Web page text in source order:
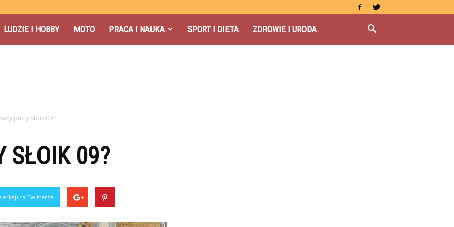
LUDZIE I HOBBY MOTO PRACA I NAUKA SPORT I DIETA ZDROWIE I URODA
pusty słoik 09?
SŁOIK 09?
na Twitterze